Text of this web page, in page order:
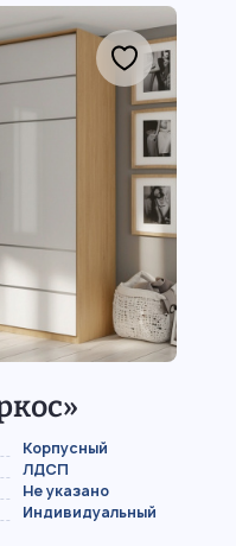
Корпусный
ЛДСП
Не указано
Индивидуальный